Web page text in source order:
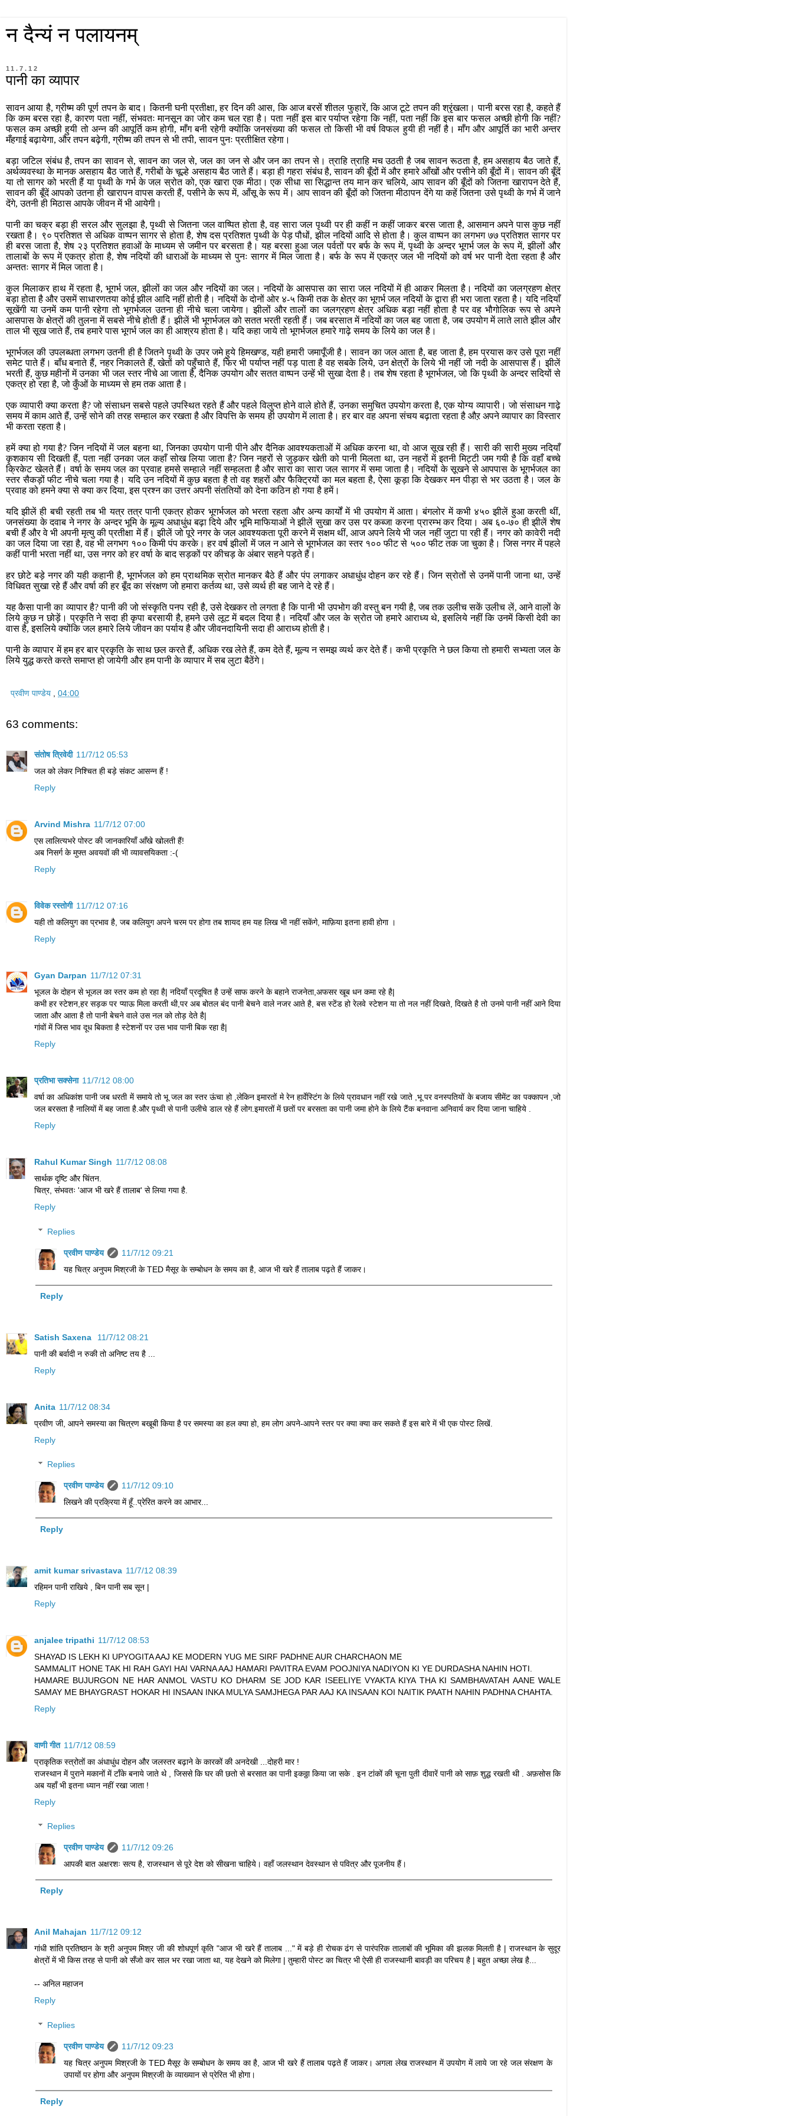
न दैन्यं न पलायनम्
11.7.12
पानी का व्यापार
सावन आया है, ग्रीष्म की पूर्ण तपन के बाद। कितनी घनी प्रतीक्षा, हर दिन की आस, कि आज बरसें शीतल फुहारें, कि आज टूटे तपन की श्रृंखला। पानी बरस रहा है, कहते हैं
कि कम बरस रहा है, कारण पता नहीं, संभवतः मानसून का जोर कम चल रहा है। पता नहीं इस बार पर्याप्त रहेगा कि नहीं, पता नहीं कि इस बार फसल अच्छी होगी कि नहीं?
फसल कम अच्छी हुयी तो अन्न की आपूर्ति कम होगी, माँग बनी रहेगी क्योंकि जनसंख्या की फसल तो किसी भी वर्ष विफल हुयी ही नहीं है। माँग और आपूर्ति का भारी अन्तर
मँहगाई बढ़ायेगा, और तपन बढ़ेगी, ग्रीष्म की तपन से भी तपी, सावन पुनः प्रतीक्षित रहेगा।
बड़ा जटिल संबंध है, तपन का सावन से, सावन का जल से, जल का जन से और जन का तपन से। त्राहि त्राहि मच उठती है जब सावन रूठता है, हम असहाय बैठ जाते हैं,
अर्थव्यवस्था के मानक असहाय बैठ जाते हैं, गरीबों के चूल्हे असहाय बैठ जाते हैं। बड़ा ही गहरा संबंध है, सावन की बूँदों में और हमारे आँखों और पसीने की बूँदों में। सावन की बूँदें
या तो सागर को भरती हैं या पृथ्वी के गर्भ के जल स्रोत को, एक खारा एक मीठा। एक सीधा सा सिद्धान्त तय मान कर चलिये, आप सावन की बूँदों को जितना खारापन देते हैं,
सावन की बूँदें आपको उतना ही खारापन वापस करती हैं, पसीने के रूप में, आँसू के रूप में। आप सावन की बूँदों को जितना मीठापन देंगे या कहें जितना उसे पृथ्वी के गर्भ में जाने
देंगे, उतनी ही मिठास आपके जीवन में भी आयेगी।
पानी का चक्र बड़ा ही सरल और सुलझा है, पृथ्वी से जितना जल वाष्पित होता है, वह सारा जल पृथ्वी पर ही कहीं न कहीं जाकर बरस जाता है, आसमान अपने पास कुछ नहीं
रखता है। ९० प्रतिशत से अधिक वाष्पन सागर से होता है, शेष दस प्रतिशत पृथ्वी के पेड़ पौधों, झील नदियों आदि से होता है। कुल वाष्पन का लगभग ७७ प्रतिशत सागर पर
ही बरस जाता है, शेष २३ प्रतिशत हवाओं के माध्यम से जमीन पर बरसता है। यह बरसा हुआ जल पर्वतों पर बर्फ के रूप में, पृथ्वी के अन्दर भूगर्भ जल के रूप में, झीलों और
तालाबों के रूप में एकत्र होता है, शेष नदियों की धाराओं के माध्यम से पुनः सागर में मिल जाता है। बर्फ के रूप में एकत्र जल भी नदियों को वर्ष भर पानी देता रहता है और
अन्ततः सागर में मिल जाता है।
कुल मिलाकर हाथ में रहता है, भूगर्भ जल, झीलों का जल और नदियों का जल। नदियों के आसपास का सारा जल नदियों में ही आकर मिलता है। नदियों का जलग्रहण क्षेत्र
बड़ा होता है और उसमें साधारणतया कोई झील आदि नहीं होती है। नदियों के दोनों ओर ४-५ किमी तक के क्षेत्र का भूगर्भ जल नदियों के द्वारा ही भरा जाता रहता है। यदि नदियाँ
सूखेंगी या उनमें कम पानी रहेगा तो भूगर्भजल उतना ही नीचे चला जायेगा। झीलों और तालों का जलग्रहण क्षेत्र अधिक बड़ा नहीं होता है पर वह भौगोलिक रूप से अपने
आसपास के क्षेत्रों की तुलना में सबसे नीचे होती हैं। झीलें भी भूगर्भजल को सतत भरती रहती हैं। जब बरसात में नदियों का जल बह जाता है, जब उपयोग में लाते लाते झील और
ताल भी सूख जाते हैं, तब हमारे पास भूगर्भ जल का ही आश्रय होता है। यदि कहा जाये तो भूगर्भजल हमारे गाढ़े समय के लिये का जल है।
भूगर्भजल की उपलब्धता लगभग उतनी ही है जितने पृथ्वी के उपर जमे हुये हिमखण्ड, यही हमारी जमापूँजी है। सावन का जल आता है, बह जाता है, हम प्रयास कर उसे पूरा नहीं
समेट पाते हैं। बाँध बनाते हैं, नहर निकालते हैं, खेतों को पहुँचाते हैं, फिर भी पर्याप्त नहीं पड़ पाता है वह सबके लिये, उन क्षेत्रों के लिये भी नहीं जो नदी के आसपास हैं। झीलें
भरती हैं, कुछ महीनों में उनका भी जल स्तर नीचे आ जाता है, दैनिक उपयोग और सतत वाष्पन उन्हें भी सुखा देता है। तब शेष रहता है भूगर्भजल, जो कि पृथ्वी के अन्दर सदियों से
एकत्र हो रहा है, जो कुँओं के माध्यम से हम तक आता है।
एक व्यापारी क्या करता है? जो संसाधन सबसे पहले उपस्थित रहते हैं और पहले विलुप्त होने वाले होते हैं, उनका समुचित उपयोग करता है, एक योग्य व्यापारी। जो संसाधन गाढ़े
समय में काम आते हैं, उन्हें सोने की तरह सम्हाल कर रखता है और विपत्ति के समय ही उपयोग में लाता है। हर बार वह अपना संचय बढ़ाता रहता है औऱ अपने व्यापार का विस्तार
भी करता रहता है।
हमें क्या हो गया है? जिन नदियों में जल बहना था, जिनका उपयोग पानी पीने और दैनिक आवश्यकताओं में अधिक करना था, वो आज सूख रही हैं। सारी की सारी मुख्य नदियाँ
कृशकाय सी दिखती हैं, पता नहीं उनका जल कहाँ सोख लिया जाता है? जिन नहरों से जुड़कर खेती को पानी मिलता था, उन नहरों में इतनी मिट्टी जम गयी है कि वहाँ बच्चे
क्रिकेट खेलते हैं। वर्षा के समय जल का प्रवाह हमसे सम्हाले नहीं सम्हलता है और सारा का सारा जल सागर में समा जाता है। नदियों के सूखने से आपपास के भूगर्भजल का
स्तर सैकड़ों फीट नीचे चला गया है। यदि उन नदियों में कुछ बहता है तो वह शहरों और फैक्ट्रियों का मल बहता है, ऐसा कूड़ा कि देखकर मन पीड़ा से भर उठता है। जल के
प्रवाह को हमने क्या से क्या कर दिया, इस प्रश्न का उत्तर अपनी संततियों को देना कठिन हो गया है हमें।
यदि झीलें ही बची रहती तब भी यत्र तत्र पानी एकत्र होकर भूगर्भजल को भरता रहता और अन्य कार्यों में भी उपयोग में आता। बंगलोर में कभी ४५० झीलें हुआ करती थीं,
जनसंख्या के दवाब ने नगर के अन्दर भूमि के मूल्य अधाधुंध बढ़ा दिये और भूमि माफियाओं ने झीलें सुखा कर उस पर कब्जा करना प्रारम्भ कर दिया। अब ६०-७० ही झीलें शेष
बची हैं और वे भी अपनी मृत्यु की प्रतीक्षा में हैं। झीलें जो पूरे नगर के जल आवश्यकता पूरी करने में सक्षम थीं, आज अपने लिये भी जल नहीं जुटा पा रही हैं। नगर को कावेरी नदी
का जल दिया जा रहा है, वह भी लगभग १०० किमी पंप करके। हर वर्ष झीलों में जल न आने से भूगर्भजल का स्तर १०० फीट से ५०० फीट तक जा चुका है। जिस नगर में पहले
कहीं पानी भरता नहीं था, उस नगर को हर वर्षा के बाद सड़कों पर कीचड़ के अंबार सहने पड़ते हैं।
हर छोटे बड़े नगर की यही कहानी है, भूगर्भजल को हम प्राथमिक स्रोत मानकर बैठे हैं और पंप लगाकर अधाधुंध दोहन कर रहे हैं। जिन स्रोतों से उनमें पानी जाना था, उन्हें
विधिवत सुखा रहे हैं और वर्षा की हर बूँद का संरक्षण जो हमारा कर्तव्य था, उसे व्यर्थ ही बह जाने दे रहे हैं।
यह कैसा पानी का व्यापार है? पानी की जो संस्कृति पनप रही है, उसे देखकर तो लगता है कि पानी भी उपभोग की वस्तु बन गयी है, जब तक उलीच सकें उलीच लें, आने वालों के
लिये कुछ न छोड़ें। प्रकृति ने सदा ही कृपा बरसायी है, हमने उसे लूट में बदल दिया है। नदियाँ और जल के स्रोत जो हमारे आराध्य थे, इसलिये नहीं कि उनमें किसी देवी का
वास है, इसलिये क्योंकि जल हमारे लिये जीवन का पर्याय है और जीवनदायिनी सदा ही आराध्य होती है।
पानी के व्यापार में हम हर बार प्रकृति के साथ छल करते हैं, अधिक रख लेते हैं, कम देते हैं, मूल्य न समझ व्यर्थ कर देते हैं। कभी प्रकृति ने छल किया तो हमारी सभ्यता जल के
लिये युद्ध करते करते समाप्त हो जायेगी और हम पानी के व्यापार में सब लुटा बैठेंगे।
प्रवीण पाण्डेय 04:00
63 comments:
संतोष त्रिवेदी 11/7/12 05:53
जल को लेकर निश्चित ही बड़े संकट आसन्न हैं !
Reply
Arvind Mishra 11/7/12 07:00
एस लालित्यभरे पोस्ट की जानकारियाँ आँखे खोलती हैं!
अब निसर्ग के मुफ्त अवयवों की भी व्यावसयिकता :-(
Reply
विवेक रस्तोगी 11/7/12 07:16
यही तो कलियुग का प्रभाव है, जब कलियुग अपने चरम पर होगा तब शायद हम यह लिख भी नहीं सकेंगे, माफ़िया इतना हावी होगा ।
Reply
Gyan Darpan 11/7/12 07:31
भूजल के दोहन से भूजल का स्तर कम हो रहा है| नदियाँ प्रदूषित है उन्हें साफ करने के बहाने राजनेता,अफसर खूब धन कमा रहे है|
कभी हर स्टेशन,हर सड़क पर प्याऊ मिला करती थी,पर अब बोतल बंद पानी बेचने वाले नजर आते है, बस स्टेंड हो रेलवे स्टेशन या तो नल नहीं दिखते, दिखते है तो उनमे पानी नहीं आने दिया
जाता और आता है तो पानी बेचने वाले उस नल को तोड़ देते है|
गांवों में जिस भाव दूध बिकता है स्टेशनों पर उस भाव पानी बिक रहा है|
Reply
प्रतिभा सक्सेना 11/7/12 08:00
वर्षा का अधिकांश पानी जब धरती में समाये तो भू जल का स्तर ऊंचा हो ,लेकिन इमारतों मे रेन हार्वेस्टिंग के लिये प्रावधान नहीं रखे जाते ,भू पर वनस्पतियों के बजाय सीमेंट का पक्कापन ,जो
जल बरसता है नालियों में बह जाता है.और पृथ्वी से पानी उलीचे डाल रहे हैं लोग.इमारतों में छतों पर बरसता का पानी जमा होने के लिये टैंक बनवाना अनिवार्य कर दिया जाना चाहिये .
Reply
Rahul Kumar Singh 11/7/12 08:08
सार्थक दृष्टि और चिंतन.
चित्र, संभवतः 'आज भी खरे हैं तालाब' से लिया गया है.
Reply
Replies
प्रवीण पाण्डेय
11/7/12 09:21
यह चित्र अनुपम मिश्रजी के TED मैसूर के सम्बोधन के समय का है, आज भी खरे हैं तालाब पढ़ते हैं जाकर।
Reply
Satish Saxena
11/7/12 08:21
पानी की बर्वादी न रुकी तो अनिष्ट तय है ...
Reply
Anita 11/7/12 08:34
प्रवीण जी, आपने समस्या का चित्रण बखूबी किया है पर समस्या का हल क्या हो, हम लोग अपने-आपने स्तर पर क्या क्या कर सकते हैं इस बारे में भी एक पोस्ट लिखें.
Reply
Replies
प्रवीण पाण्डेय
11/7/12 09:10
लिखने की प्रक्रिया में हूँ..प्रेरित करने का आभार...
Reply
amit kumar srivastava 11/7/12 08:39
रहिमन पानी राखिये , बिन पानी सब सून |
Reply
anjalee tripathi 11/7/12 08:53
SHAYAD IS LEKH KI UPYOGITA AAJ KE MODERN YUG ME SIRF PADHNE AUR CHARCHAON ME
SAMMALIT HONE TAK HI RAH GAYI HAI VARNA AAJ HAMARI PAVITRA EVAM POOJNIYA NADIYON KI YE DURDASHA NAHIN HOTI.
HAMARE BUJURGON NE HAR ANMOL VASTU KO DHARM SE JOD KAR ISEELIYE VYAKTA KIYA THA KI SAMBHAVATAH AANE WALE
SAMAY ME BHAYGRAST HOKAR HI INSAAN INKA MULYA SAMJHEGA PAR AAJ KA INSAAN KOI NAITIK PAATH NAHIN PADHNA CHAHTA.
Reply
वाणी गीत 11/7/12 08:59
प्राकृतिक स्त्रोतों का अंधाधुंध दोहन और जलस्तर बढ़ाने के कारकों की अनदेखी ...दोहरी मार !
राजस्थान में पुराने मकानों में टाँके बनाये जाते थे , जिससे कि घर की छतो से बरसात का पानी इकठ्ठा किया जा सके . इन टांकों की चूना पुती दीवारें पानी को साफ़ शुद्ध रखती थी . अफ़सोस कि
अब यहाँ भी इतना ध्यान नहीं रखा जाता !
Reply
Replies
प्रवीण पाण्डेय
11/7/12 09:26
आपकी बात अक्षरशः सत्य है, राजस्थान से पूरे देश को सीखना चाहिये। वहाँ जलस्थान देवस्थान से पवित्र और पूजनीय हैं।
Reply
Anil Mahajan 11/7/12 09:12
गांधी शांति प्रतिष्ठान के श्री अनुपम मिश्र जी की शोधपूर्ण कृति "आज भी खरे हैं तालाब ..." में बड़े ही रोचक ढंग से पारंपरिक तालाबों की भूमिका की झलक मिलती है | राजस्थान के सुदूर
क्षेत्रों में भी किस तरह से पानी को सँजो कर साल भर रखा जाता था, यह देखने को मिलेगा | तुम्हारी पोस्ट का चित्र भी ऐसी ही राजस्थानी बावड़ी का परिचय है | बहुत अच्छा लेख है...
-- अनिल महाजन
Reply
Replies
प्रवीण पाण्डेय
11/7/12 09:23
यह चित्र अनुपम मिश्रजी के TED मैसूर के सम्बोधन के समय का है, आज भी खरे हैं तालाब पढ़ते हैं जाकर। अगला लेख राजस्थान में उपयोग में लाये जा रहे जल संरक्षण के
उपायों पर होगा और अनुपम मिश्रजी के व्याख्यान से प्रेरित भी होगा।
Reply